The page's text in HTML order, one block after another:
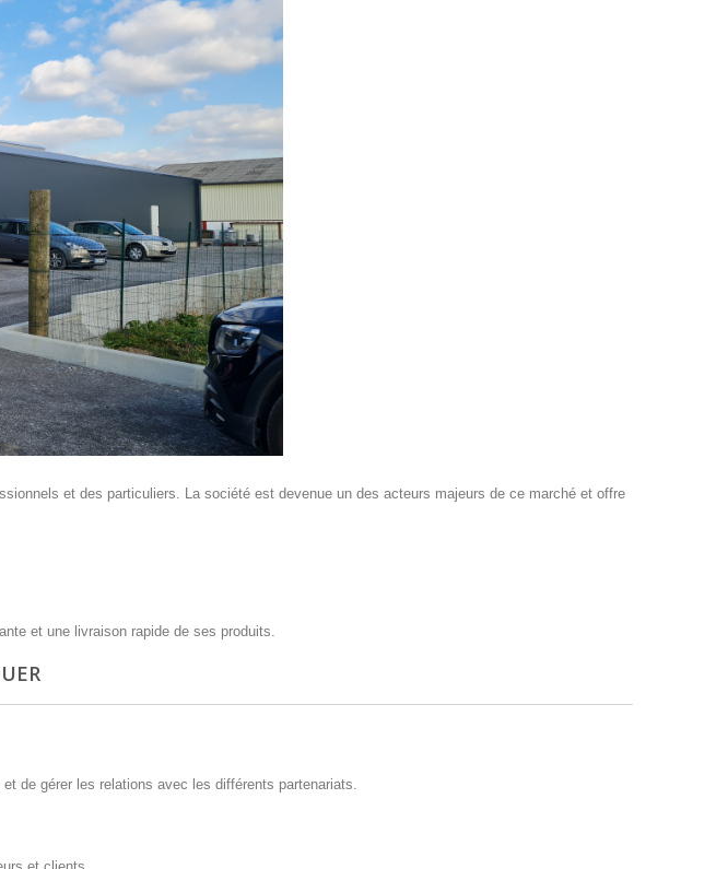
et des particuliers. La société est devenue un des acteurs majeurs de ce marché et offre
et une livraison rapide de ses produits.
de gérer les relations avec les différents partenariats.